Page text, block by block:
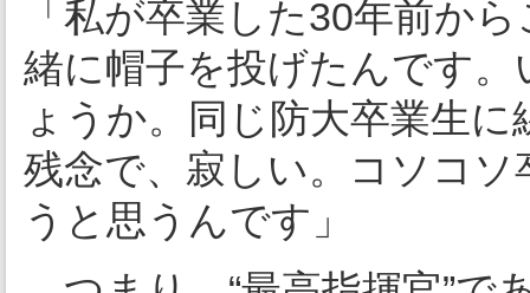
「私が卒業した30年前か
緒に帽子を投げたんです
ょうか。同じ防大卒業生
残念で、寂しい。コソコ
うと思うんです」